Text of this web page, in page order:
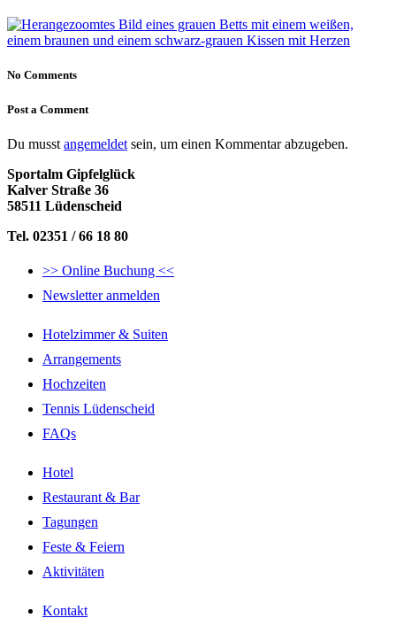
No Comments
Post a Comment
Du musst angemeldet sein, um einen Kommentar abzugeben.
Sportalm Gipfelglück
Kalver Straße 36
58511 Lüdenscheid
Tel. 02351 / 66 18 80
>> Online Buchung <<
Newsletter anmelden
Hotelzimmer & Suiten
Arrangements
Hochzeiten
Tennis Lüdenscheid
FAQs
Hotel
Restaurant & Bar
Tagungen
Feste & Feiern
Aktivitäten
Kontakt